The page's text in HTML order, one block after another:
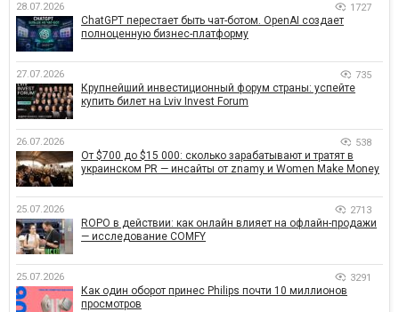
28.07.2026 1727
ChatGPT перестает быть чат-ботом. OpenAI создает
полноценную бизнес-платформу
27.07.2026 735
Крупнейший инвестиционный форум страны: успейте
купить билет на Lviv Invest Forum
26.07.2026 538
От $700 до $15 000: сколько зарабатывают и тратят в
украинском PR — инсайты от znamy и Women Make Money
25.07.2026 2713
ROPO в действии: как онлайн влияет на офлайн-продажи
— исследование COMFY
25.07.2026 3291
Как один оборот принес Philips почти 10 миллионов
просмотров